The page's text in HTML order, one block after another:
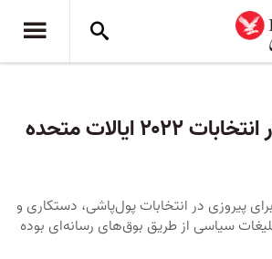
چرا موج قرمز در انتخابات ۲۰۲۲ ایالات متحده
پیروزی در انتخابات پول‌پاشی، دستکاری و
سیاسی از طریق بوق‌های رسانه‌ای بوده